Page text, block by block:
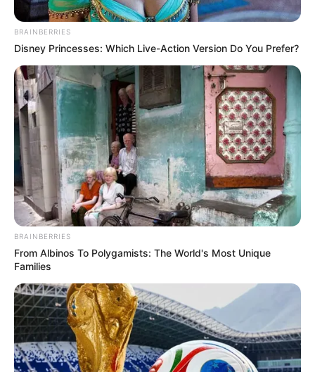
Ingimage
Por:Carlos Brand
Agosto 27, 2019
COMPARTIR
UNIRSE AL CANAL DE WHATSAPP
BRAINBERRIES
Disney Princesses: Which Live-Action Version Do You Prefer?
BRAINBERRIES
From Albinos To Polygamists: The World's Most Unique
Families